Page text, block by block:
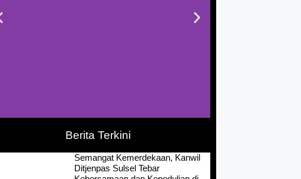
Berita Terkini
Semangat Kemerdekaan, Kanwil
Ditjenpas Sulsel Tebar